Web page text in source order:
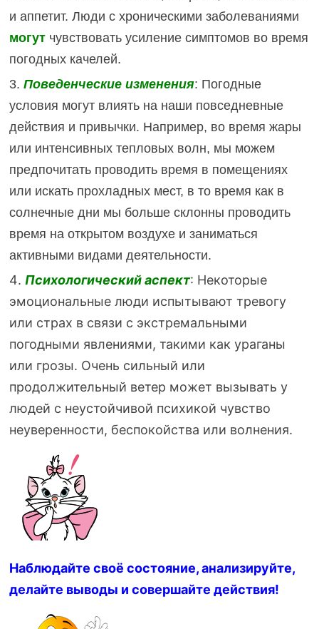
и аппетит. Люди с хроническими заболеваниями
могутчувствовать усиление симптомов во время
погодных качелей.
3. Поведенческие изменения: Погодные
условия могут влиять на наши повседневные
действия и привычки. Например, во время жары
или интенсивных тепловых волн, мы можем
предпочитать проводить время в помещениях
или искать прохладных мест, в то время как в
солнечные дни мы больше склонны проводить
время на открытом воздухе и заниматься
активными видами деятельности.
4️. Психологический аспект: Некоторые
эмоциональные люди испытывают тревогу
или страх в связи с экстремальными
погодными явлениями, такими как ураганы
или грозы. Очень сильный или
продолжительный ветер может вызывать у
людей с неустойчивой психикой чувство
неуверенности, беспокойства или волнения.
Наблюдайте своё состояние, анализируйте,
делайте выводы и совершайте действия!